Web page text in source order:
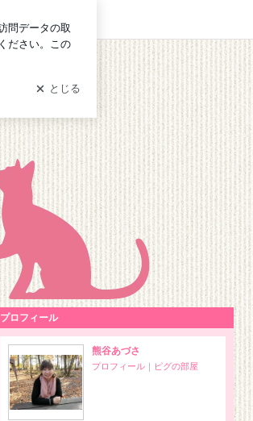
ログイン
プロフィール
熊谷あづさ
プロフィール ｜ ピグの部屋